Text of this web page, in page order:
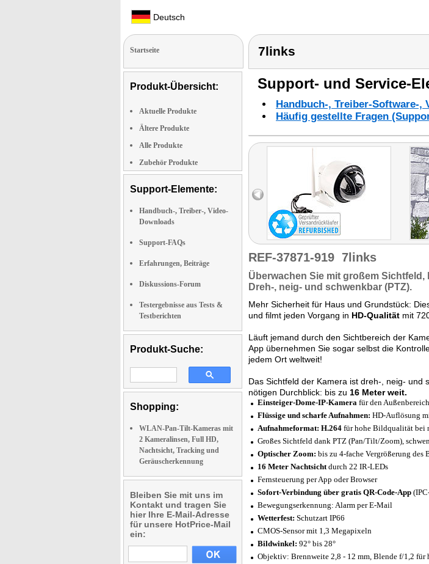
Deutsch
Startseite
Produkt-Übersicht:
Aktuelle Produkte
Ältere Produkte
Alle Produkte
Zubehör Produkte
Support-Elemente:
Handbuch-, Treiber-, Video-
Downloads
Support-FAQs
Erfahrungen, Beiträge
Diskussions-Forum
Testergebnisse aus Tests &
Testberichten
Produkt-Suche:
Shopping:
WLAN-Pan-Tilt-Kameras mit
2 Kameralinsen, Full HD,
Nachtsicht, Tracking und
Geräuscherkennung
Bleiben Sie mit uns im
Kontakt und tragen Sie
hier Ihre E-Mail-Adresse
für unsere HotPrice-Mail
ein:
7links
Support- und Service-
Handbuch-, Treiber-Software-,
Häufig gestellte Fragen
REF-37871-919 7links
Überwachen Sie mit großem Sichtfeld,
Dreh-, neig- und schwenkbar (PTZ).
Mehr Sicherheit für Haus und Grundstück:
und filmt jeden Vorgang in HD-Qualität mit
Läuft jemand durch den Sichtbereich der
App übernehmen Sie sogar selbst die
jedem Ort weltweit!
Das Sichtfeld der Kamera ist dreh-, neig- und
nötigen Durchblick: bis zu 16 Meter weit.
Einsteiger-Dome-IP-Kamera für den Außenbereich
Flüssige und scharfe Aufnahmen: HD-Auflösung
Aufnahmeformat: H.264 für hohe Bildqualität bei
Großes Sichtfeld dank PTZ (Pan/Tilt/Zoom),
Optischer Zoom: bis zu 4-fache Vergrößerung
16 Meter Nachtsichtdurch 22 IR-LEDs
Fernsteuerung per App oder Browser
Sofort-Verbindung über gratis QR-Code-App
Bewegungserkennung: Alarm per E-Mail
Wetterfest: Schutzart IP66
CMOS-Sensor mit 1,3 Megapixeln
Bildwinkel: 92° bis 28°
Objektiv: Brennweite 2,8 - 12 mm, Blende f/1,2